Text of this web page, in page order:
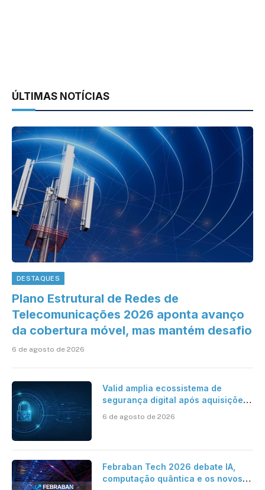
ÚLTIMAS NOTÍCIAS
DESTAQUES
Plano Estrutural de Redes de
Telecomunicações 2026 aponta avanço
da cobertura móvel, mas mantém desafio
6 de agosto de 2026
Valid amplia ecossistema de
segurança digital após aquisições
6 de agosto de 2026
Febraban Tech 2026 debate IA,
computação quântica e os novos